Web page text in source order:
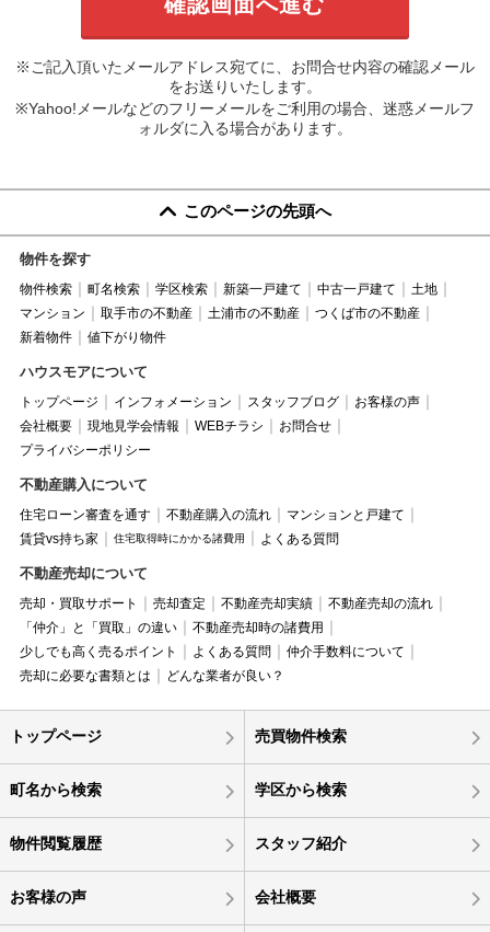
※ご記入頂いたメールアドレス宛てに、お問合せ内容の確認メール
をお送りいたします。
※Yahoo!メールなどのフリーメールをご利用の場合、迷惑メールフ
ォルダに入る場合があります。
このページの先頭へ
物件を探す
物件検索 町名検索 学区検索 新築一戸建て 中古一戸建て
土地
マンション
取手市の不動産 土浦市の不動産
つくば市の不動産
新着物件
値下がり物件
ハウスモアについて
トップページ インフォメーション スタッフブログ
お客様の声
会社概要
現地見学会情報 WEBチラシ
お問合せ
プライバシーポリシー
不動産購入について
住宅ローン審査を通す 不動産購入の流れ
マンションと戸建て
賃貸vs持ち家
住宅取得時にかかる諸費用 よくある質問
不動産売却について
売却・買取サポート 売却査定 不動産売却実績
不動産売却の流れ
「仲介」と「買取」の違い
不動産売却時の諸費用
少しでも高く売るポイント
よくある質問
仲介手数料について
売却に必要な書類とは
どんな業者が良い？
トップページ 売買物件検索
町名から検索 学区から検索
物件閲覧履歴 スタッフ紹介
お客様の声 会社概要